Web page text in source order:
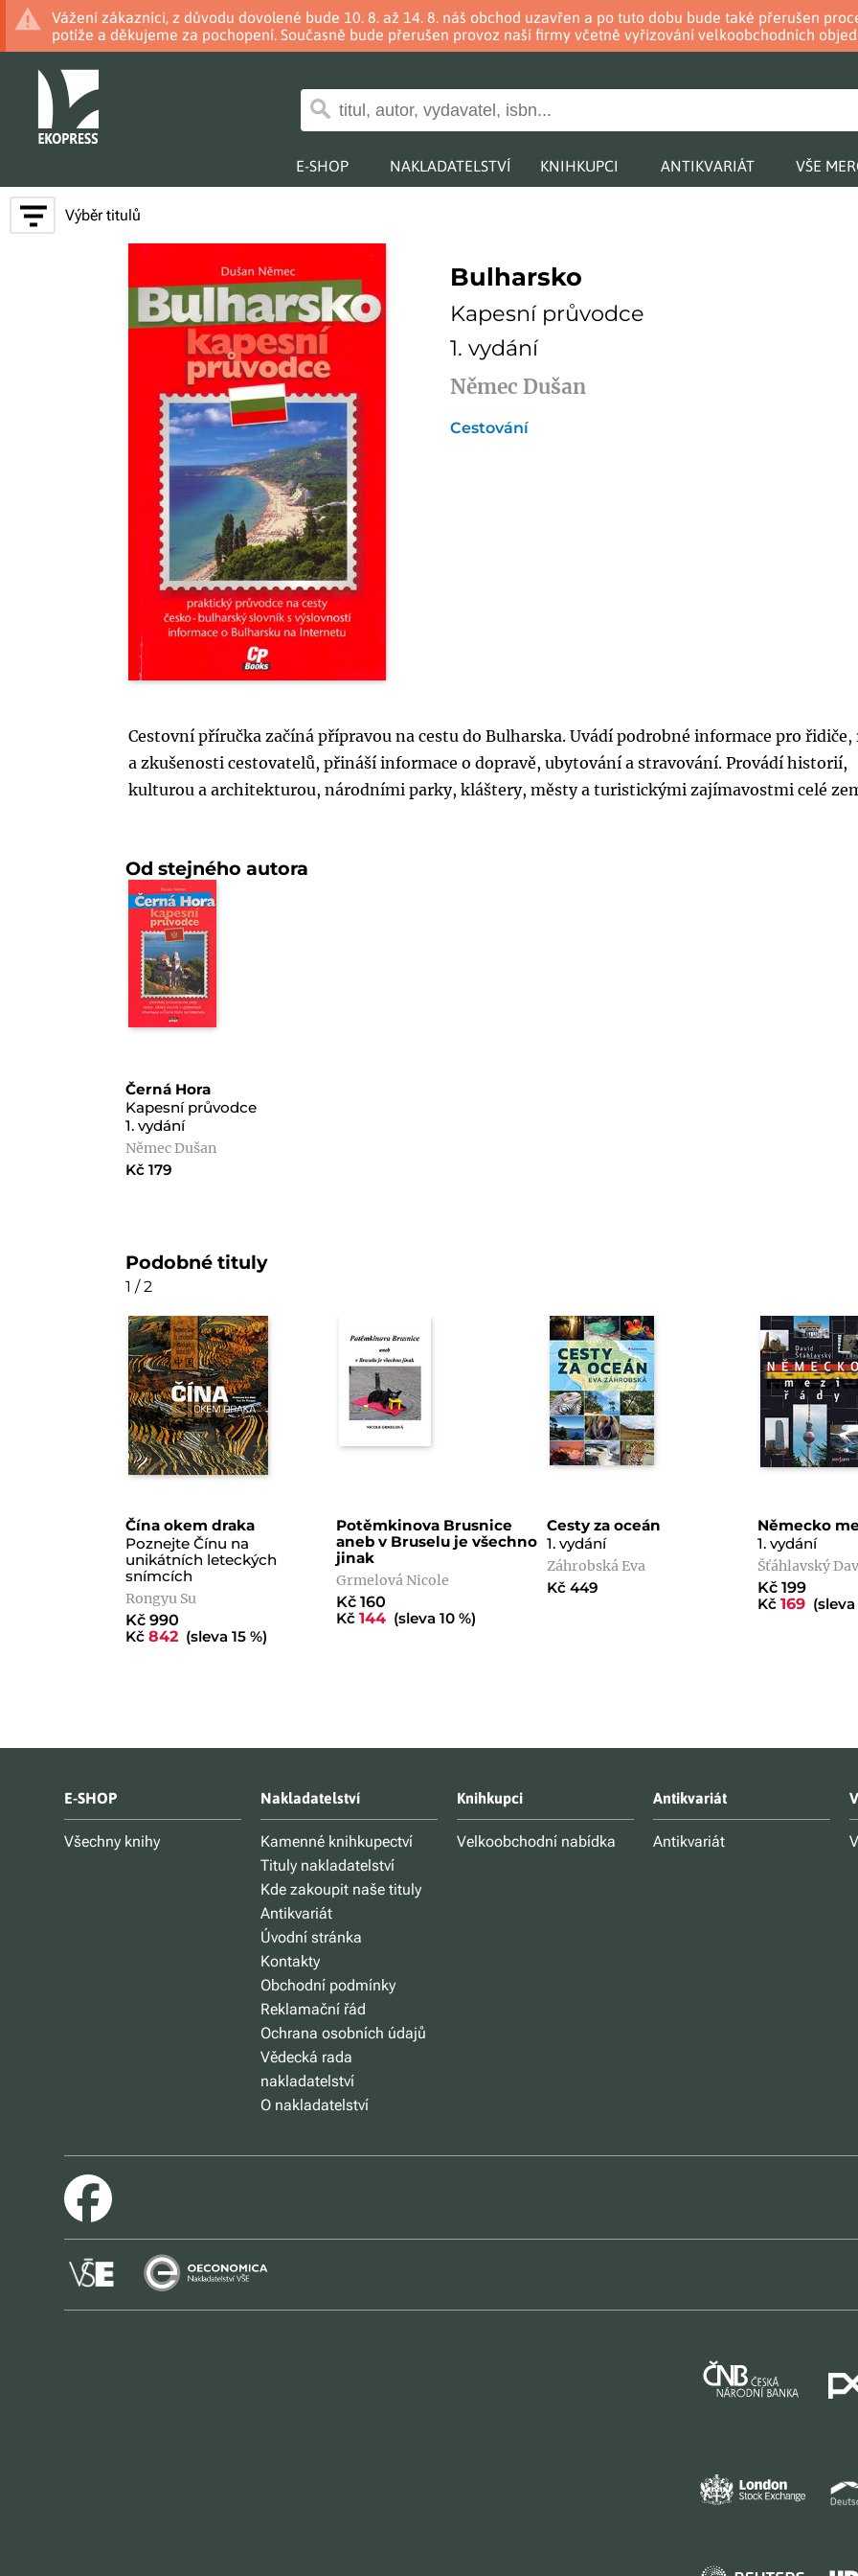
Vážení zákazníci, z důvodu dovolené bude 10. 8. až 14. 8. náš obchod uzavřen a po tuto dobu bude také přerušen
potíže a děkujeme za pochopení. Současně bude přerušen provoz naší firmy včetně vyřizování velkoobchodních
E-SHOP NAKLADATELSTVÍ KNIHKUPCI ANTIKVARIÁT VŠE
Výběr titulů
Bulharsko
Kapesní průvodce
1. vydání
Němec Dušan
Cestování
Cestovní příručka začíná přípravou na cestu do Bulharska. Uvádí podrobné informace pro řidiče,
a zkušenosti cestovatelů, přináší informace o dopravě, ubytování a stravování. Provádí historií,
kulturou a architekturou, národními parky, kláštery, městy a turistickými zajímavostmi celé
Od stejného autora
Černá Hora
Kapesní průvodce
1. vydání
Němec Dušan
Kč 179
Podobné tituly
1 / 2
Čína okem draka
Poznejte Čínu na
unikátních leteckých
snímcích
Rongyu Su
Kč 990
Kč842 (sleva 15 %)
Potěmkinova Brusnice
aneb v Bruselu je všechno
jinak
Grmelová Nicole
Kč 160
Kč144 (sleva 10 %)
Cesty za oceán
1. vydání
Záhrobská Eva
Kč 449
Německo
1. vydání
Šťáhlavský
Kč 199
Kč169 (sleva
E-SHOP
Všechny knihy
Nakladatelství
Kamenné knihkupectví
Tituly nakladatelství
Kde zakoupit naše tituly
Antikvariát
Úvodní stránka
Kontakty
Obchodní podmínky
Reklamační řád
Ochrana osobních údajů
Vědecká rada
nakladatelství
O nakladatelství
Knihkupci
Velkoobchodní nabídka
Antikvariát
Antikvariát